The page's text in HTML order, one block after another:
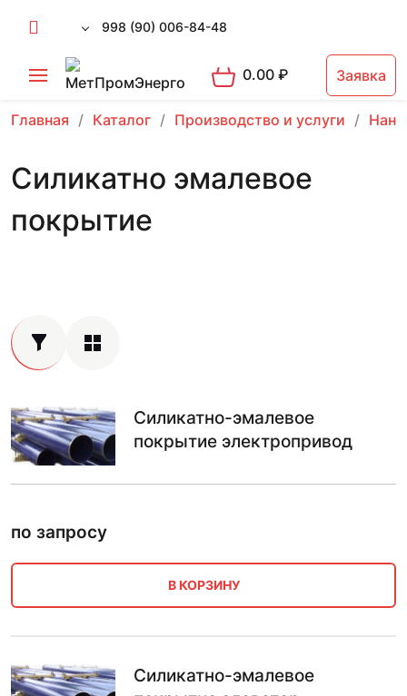
998 (90) 006-84-48
0.00₽ Заявка
Главная Каталог Производство и услуги
Cиликатно эмалевое
покрытие
Силикатно-эмалевое
покрытие электропривод
по запросу
В КОРЗИНУ
Силикатно-эмалевое